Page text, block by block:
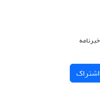
اشتراک